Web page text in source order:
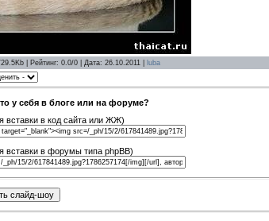
| Рейтинг: 0.0/0 | Дата: 26.10.2011 | luba
у себя в блоге или на форуме?
вставки в код сайта или ЖЖ)
вставки в форумы типа phpBB)